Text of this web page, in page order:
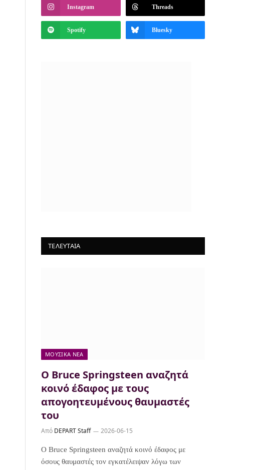
Instagram Threads
Spotify Bluesky
ΤΕΛΕΥΤΑΙΑ
ΜΟΥΣΙΚΆ ΝΈΑ
Ο Bruce Springsteen αναζητά
κοινό έδαφος με τους
απογοητευμένους θαυμαστές
του
Από DEPART Staff 2026-06-15
Ο Bruce Springsteen αναζητά κοινό έδαφος με
όσους θαυμαστές τον εγκατέλειψαν λόγω των